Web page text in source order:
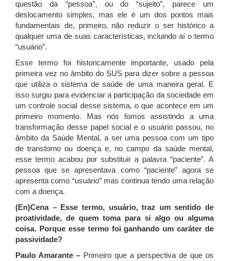
questão da “pessoa”, ou do “sujeito”, parece um
deslocamento simples, mas ele é um dos pontos mais
fundamentais de, primeiro, não reduzir o ser histórico a
qualquer uma de suas características, incluindo aí o termo
“usuário”.
Esse termo foi historicamente importante, usado pela
primeira vez no âmbito do SUS para dizer sobre a pessoa
que utiliza o sistema de saúde de uma maneira geral. E
isso surgiu para evidenciar a participação da sociedade em
um controle social desse sistema, o que acontece em um
primeiro momento. Mas nós fomos assistindo a uma
transformação desse papel social e o usuário passou, no
âmbito da Saúde Mental, a ser uma pessoa com um tipo
de transtorno ou doença e, no campo da saúde mental,
esse termo acabou por substituir a palavra “paciente”. A
pessoa que se apresentava como “paciente” agora se
apresenta como “usuário” mas continua tendo uma relação
com a doença.
(En)Cena – Esse termo, usuário, traz um sentido de
proatividade, de quem toma para si algo ou alguma
coisa. Porque esse termo foi ganhando um caráter de
passividade?
Paulo Amarante – Primeiro que a perspectiva de que os